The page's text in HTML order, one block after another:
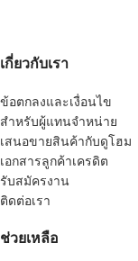
เกี่ยวกับเรา
ข้อตกลงและเงื่อนไข
สำหรับผู้แทนจำหน่าย
เสนอขายสินค้ากับดูโฮม
เอกสารลูกค้าเครดิต
รับสมัครงาน
ติดต่อเรา
ช่วยเหลือ